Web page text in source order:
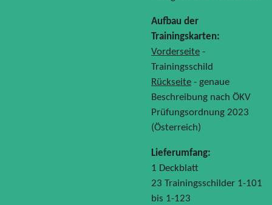
Aufbau der
Trainingskarten:
Vorderseite -
Trainingsschild
Rückseite - genaue
Beschreibung nach ÖKV
Prüfungsordnung 2023
(Österreich)
Lieferumfang:
1 Deckblatt
23 Trainingsschilder 1-101
bis 1-123